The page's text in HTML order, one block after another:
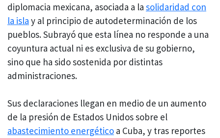
diplomacia mexicana, asociada a la solidaridad con
la isla y al principio de autodeterminación de los
pueblos. Subrayó que esta línea no responde a una
coyuntura actual ni es exclusiva de su gobierno,
sino que ha sido sostenida por distintas
administraciones.
Sus declaraciones llegan en medio de un aumento
de la presión de Estados Unidos sobre el
abastecimiento energético a Cuba, y tras reportes